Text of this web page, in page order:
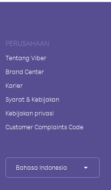
PERUSAHAAN
Tentang Viber
Brand Center
Karier
Syarat & Kebijakan
Kebijakan privasi
Customer Complaints Code
Bahasa Indonesia